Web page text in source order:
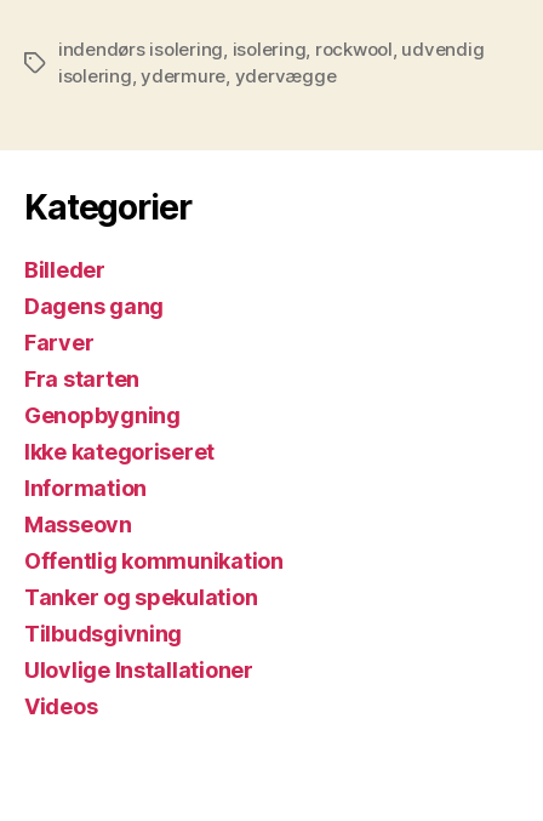
Tags
indendørs isolering, isolering, rockwool, udvendig
isolering,ydermure, ydervægge
Kategorier
Billeder
Dagens gang
Farver
Fra starten
Genopbygning
Ikke kategoriseret
Information
Masseovn
Offentlig kommunikation
Tanker og spekulation
Tilbudsgivning
Ulovlige Installationer
Videos